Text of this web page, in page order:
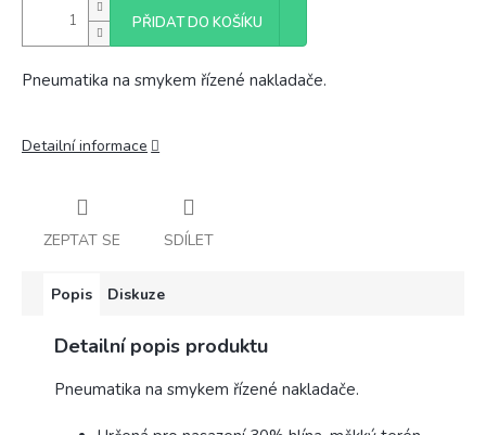
PŘIDAT DO KOŠÍKU
Pneumatika na smykem řízené nakladače.
Detailní informace
ZEPTAT SE SDÍLET
Popis Diskuze
Detailní popis produktu
Pneumatika na smykem řízené nakladače.